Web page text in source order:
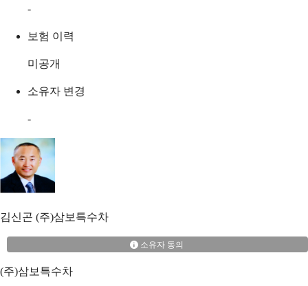
-
보험 이력
미공개
소유자 변경
-
김신곤 (주)삼보특수차
소유자 동의
(주)삼보특수차